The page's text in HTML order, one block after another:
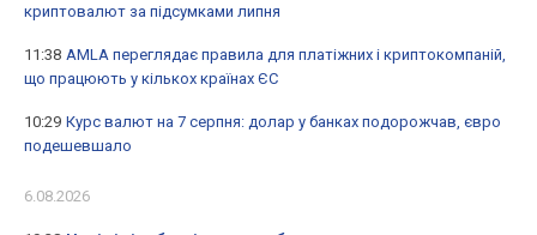
криптовалют за підсумками липня
11:38 AMLA переглядає правила для платіжних і криптокомпаній,
що працюють у кількох країнах ЄС
10:29 Курс валют на 7 серпня: долар у банках подорожчав, євро
подешевшало
6.08.2026